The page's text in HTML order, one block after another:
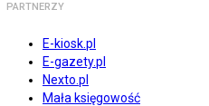
PARTNERZY
E-kiosk.pl
E-gazety.pl
Nexto.pl
Mała księgowość